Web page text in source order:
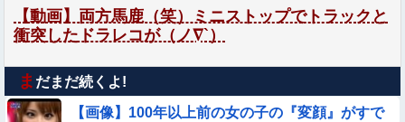
【動画】両方馬鹿（笑）ミニストップでトラックと
衝突したドラレコが（ノ∇`）
ま だまだ続くよ!
【画像】100年以上前の女の子の『変顔』がすで